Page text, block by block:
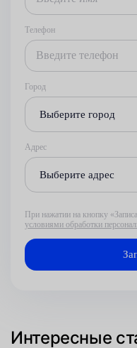
Телефон
Город
Выберите город
Адрес
Выберите адрес
При нажатии на кнопку
условиями обработки
Интересные